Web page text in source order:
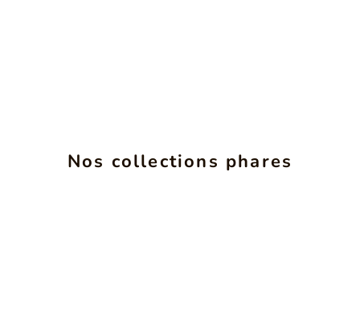
Nos collections phares
ALCHIMIE